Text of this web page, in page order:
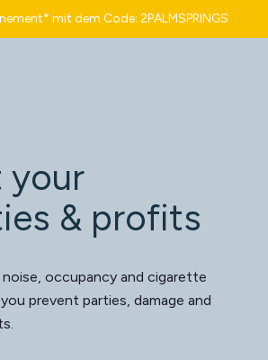
mit dem Code: 2PALMSPRINGS
your
& profits
occupancy and cigarette
prevent parties, damage and